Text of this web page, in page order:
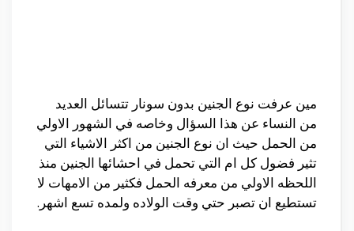
مين عرفت نوع الجنين بدون سونار تتسائل العديد
من النساء عن هذا السؤال وخاصه في الشهور الاولي
من الحمل حيث ان نوع الجنين من اكثر الاشياء التي
تثير فضول كل ام التي تحمل في احشائها الجنين منذ
اللحظه الاولي من معرفه الحمل فكثير من الامهات لا
تستطيع ان تصبر حتي وقت الولاده ولمده تسع اشهر.